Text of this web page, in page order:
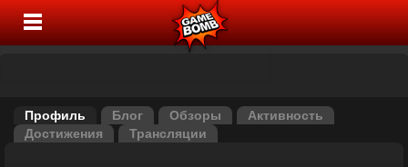
Профиль Блог Обзоры
Активность
Достижения
Трансляции